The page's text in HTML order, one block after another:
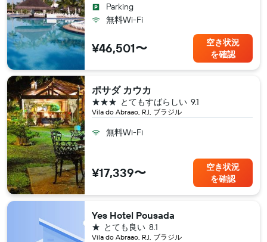
Parking
無料Wi-Fi
¥46,501〜
空き状況
を確認
ポサダ カウカ
Vila do Abraao, RJ, ブラジル
9.1
とてもすばらしい
3つ星
無料Wi-Fi
¥17,339〜
空き状況
を確認
Yes Hotel Pousada
Vila do Abraao, RJ, ブラジル
8.1
とても良い
1つ星